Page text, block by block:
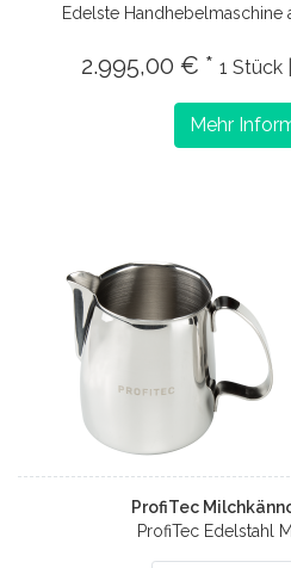
Edelste Handhebelmaschine
2.995,00 € * 1
Mehr
ProfiTec
ProfiTec Edelstahl